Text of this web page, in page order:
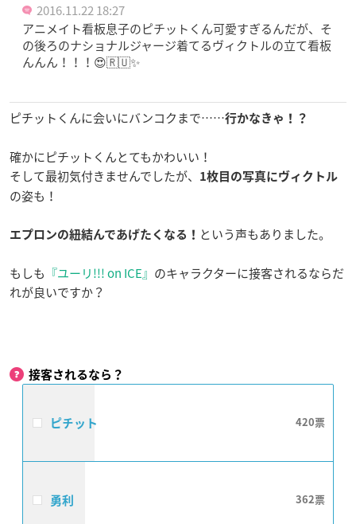
2016.11.22 18:27
アニメイト看板息子のピチットくん可愛すぎるんだが、そ
の後ろのナショナルジャージ着てるヴィクトルの立て看板
んんん！！！😍🇷🇺✨
ピチットくんに会いにバンコクまで……行かなきゃ！？
確かにピチットくんとてもかわいい！
そして最初気付きませんでしたが、
1枚目の写真にヴィクトル
の姿も！
エプロンの紐結んであげたくなる！ という声もありました。
もしも 『ユーリ!!! on ICE』 のキャラクターに接客されるならだ
れが良いですか？
接客されるなら？
ピチット 420
勇利 362